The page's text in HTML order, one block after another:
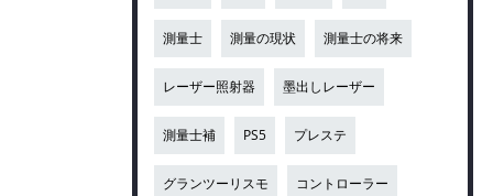
測量士 測量の現状 測量士の将来
レーザー照射器 墨出しレーザー
測量士補 PS5 プレステ
グランツーリスモ コントローラー